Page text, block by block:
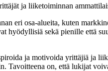
ja liiketoiminnan
eri osa-alueita, kuten
sekä pienille että
ja motivoida yrittäjiä ja
on, että lukijat